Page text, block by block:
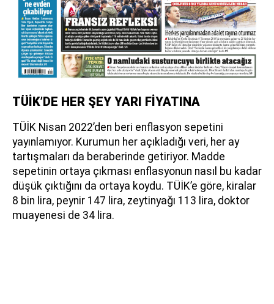
TÜİK’DE HER ŞEY YARI FİYATINA
TÜİK Nisan 2022’den beri enflasyon sepetini
yayınlamıyor. Kurumun her açıkladığı veri, her ay
tartışmaları da beraberinde getiriyor. Madde
sepetinin ortaya çıkması enflasyonun nasıl bu kadar
düşük çıktığını da ortaya koydu. TÜİK’e göre, kiralar
8 bin lira, peynir 147 lira, zeytinyağı 113 lira, doktor
muayenesi de 34 lira.